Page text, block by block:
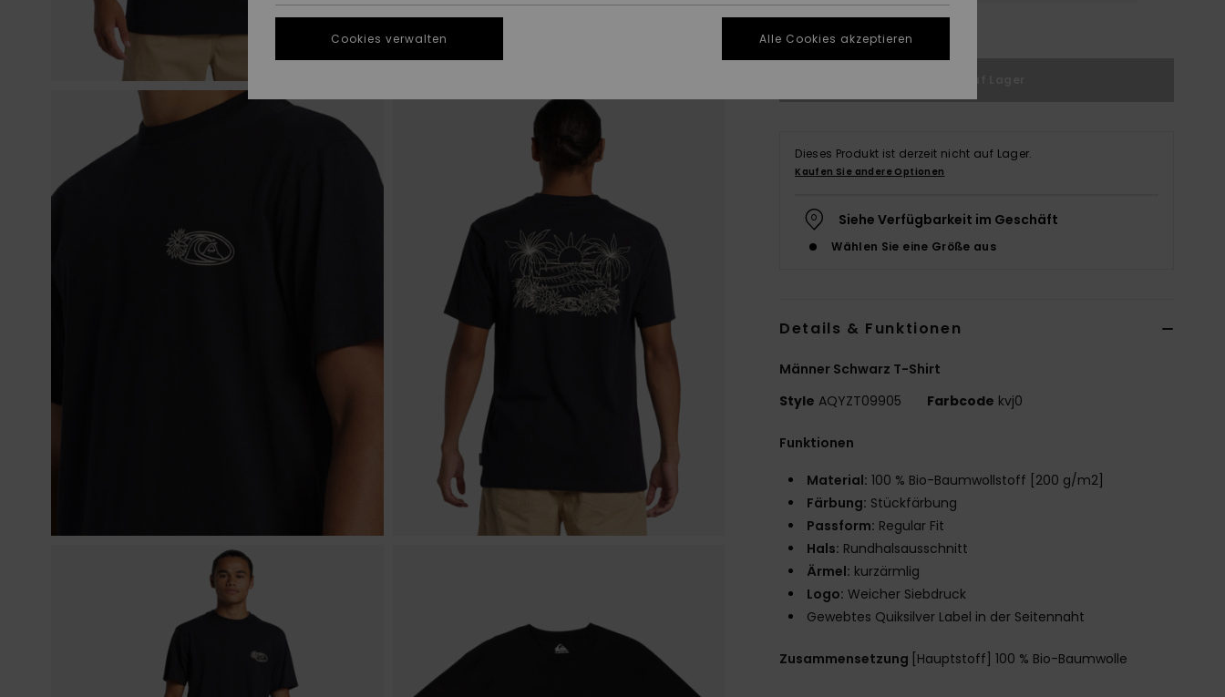
Dieses Produkt ist derzeit nicht auf Lager.
Kaufen Sie andere Optionen
Siehe Verfügbarkeit im Geschäft
Wählen Sie eine Größe aus
Details & Funktionen
Männer Schwarz T-Shirt
Style AQYZT09905 Farbcode kvj0
Funktionen
Material: 100 % Bio-Baumwollstoff [200 g/m2]
Färbung: Stückfärbung
Passform: Regular Fit
Hals: Rundhalsausschnitt
Ärmel: kurzärmlig
Logo: Weicher Siebdruck
Gewebtes Quiksilver Label in der Seitennaht
Zusammensetzung [Hauptstoff] 100 % Bio-Baumwolle
Cookies verwalten Alle Cookies akzeptieren